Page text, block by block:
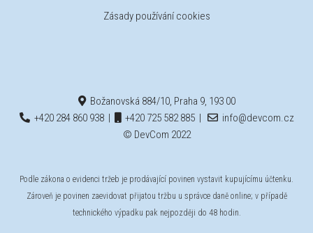
Zásady používání cookies
Božanovská 884/10, Praha 9, 193 00
+420 284 860 938| +420 725 582 885|
info@devcom.cz
© DevCom 2022
Podle zákona o evidenci tržeb je prodávající povinen vystavit kupujícímu účtenku.
Zároveň je povinen zaevidovat přijatou tržbu u správce daně online; v případě
technického výpadku pak nejpozději do 48 hodin.